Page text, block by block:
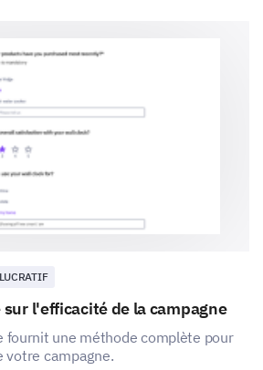
connected you feel to the
the community.
or events would foster
engagement?
to hear from you directly about
you'd love to see.
l'efficacité de la campagne
fournit une méthode complète pour
votre campagne.